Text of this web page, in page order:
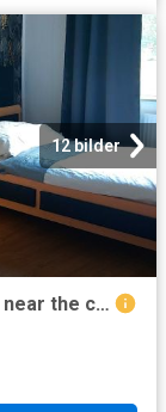
12 bilder
Fully furnished 2 room flat in Hanover near the city centre